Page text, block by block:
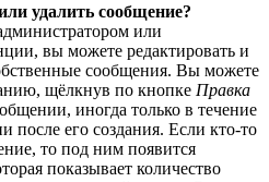
удалить сообщение?
или
вы можете редактировать и
сообщения. Вы можете
щёлкнув по кнопке Правка
иногда только в течение
после его создания. Если кто-то
то под ним появится
показывает количество